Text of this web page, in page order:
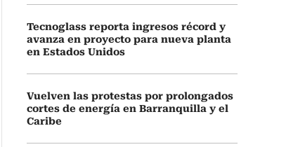
Tecnoglass reporta ingresos récord y
avanza en proyecto para nueva planta
en Estados Unidos
Vuelven las protestas por prolongados
cortes de energía en Barranquilla y el
Caribe